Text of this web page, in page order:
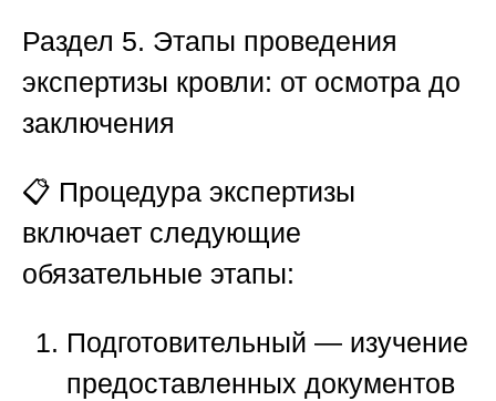
Раздел 5. Этапы проведения
экспертизы кровли: от осмотра до
заключения
📋 Процедура экспертизы
включает следующие
обязательные этапы:
Подготовительный — изучение
предоставленных документов